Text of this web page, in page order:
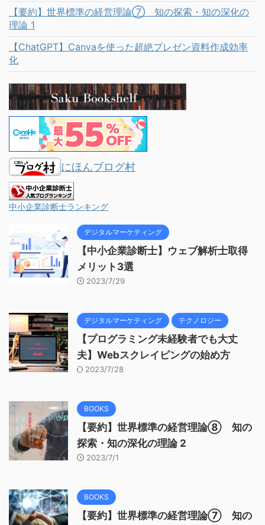
【要約】世界標準の経営理論⑦ 知の探索・知の深化の
理論 1
【ChatGPT】Canvaを使った超絶プレゼン資料作成効率
化
にほんブログ村
中小企業診断士ランキング
デジタルマーケティング
【中小企業診断士】ウェブ解析士取得
メリット3選
2023/7/29
デジタルマーケティング テクノロジー
【プログラミング未経験者でも大丈
夫】Webスクレイピングの始め方
2023/7/28
BOOKS
【要約】世界標準の経営理論⑧ 知の
探索・知の深化の理論 2
2023/7/1
BOOKS
【要約】世界標準の経営理論⑦ 知の